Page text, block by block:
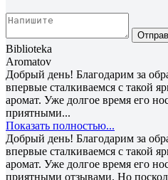
Biblioteka
Aromatov
Добрый день! Благодарим за
впервые сталкиваемся с такой
аромат. Уже долгое время его
приятными...
Показать полностью...
Добрый день! Благодарим за
впервые сталкиваемся с такой
аромат. Уже долгое время его
приятными отзывами. Но